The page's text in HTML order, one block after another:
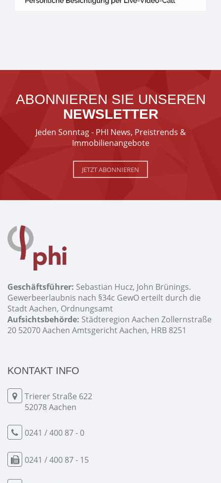
ABONNIEREN SIE UNSEREN
NEWSLETTER
Jeden Sonntag - PHI News, Preistrends &
Immobilienangebote
JETZT ABONNIEREN
Geschäftsführer: Sebastian Hucz, John Brünings.
Gewerbeerlaubnis nach §34c GewO erteilt durch die
Stadt Aachen, Ordnungsamt
Aufsichtsbehörde: Städteregion Aachen Zollernstraße
20 52070 Aachen Amtsgericht Aachen, HRB 8251
KONTAKT INFO
Trierer Straße 622
52078 Aachen
0241 / 400 87 - 0
0241 / 400 87 - 15